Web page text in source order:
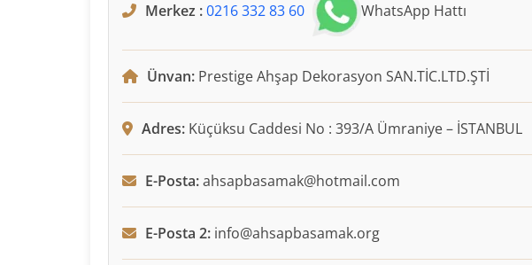
Merkez :0216 332 83 60 WhatsApp Hattı
Ünvan: Prestige Ahşap Dekorasyon SAN.TİC.LTD.ŞTİ
Adres: Küçüksu Caddesi No : 393/A Ümraniye – İSTANBUL
E-Posta:ahsapbasamak@hotmail.com
E-Posta 2: info@ahsapbasamak.org